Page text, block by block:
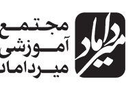
محتوا